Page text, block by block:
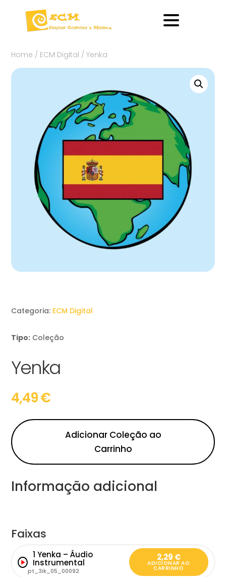
Home / ECM Digital / Yenka
Categoria: ECM Digital
Tipo: Coleção
Yenka
4,49€
Adicionar Coleção ao
Carrinho
Informação adicional
Faixas
1 Yenka – Áudio
Instrumental
pt_3ik_05_00092
2,29 €
ADICIONAR AO
CARRINHO